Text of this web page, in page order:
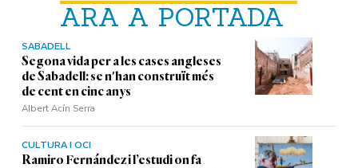
ARA A PORTADA
SABADELL
Segona vida per a les cases angleses
de Sabadell: se n'han construït més
de cent en cinc anys
Albert Acín Serra
CULTURA I OCI
Ramiro Fernández i l’estudi on fa